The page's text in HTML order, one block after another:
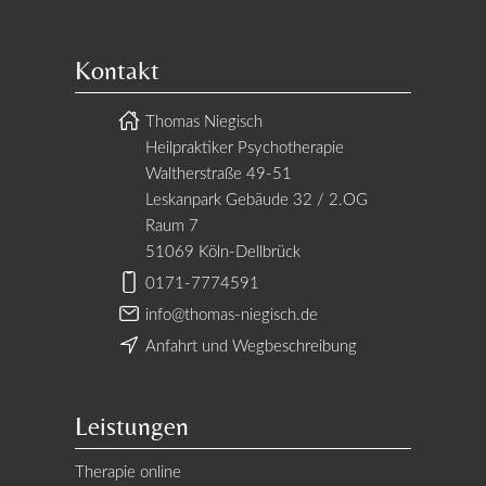
Kontakt
Thomas Niegisch
Heilpraktiker Psychotherapie
Waltherstraße 49-51
Leskanpark Gebäude 32 / 2.OG
Raum 7
51069 Köln-Dellbrück
0171-7774591
info@thomas-niegisch.de
Anfahrt und Wegbeschreibung
Leistungen
Therapie online